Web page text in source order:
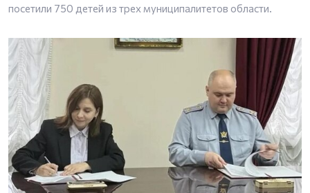
посетили 750 детей из трех муниципалитетов области.